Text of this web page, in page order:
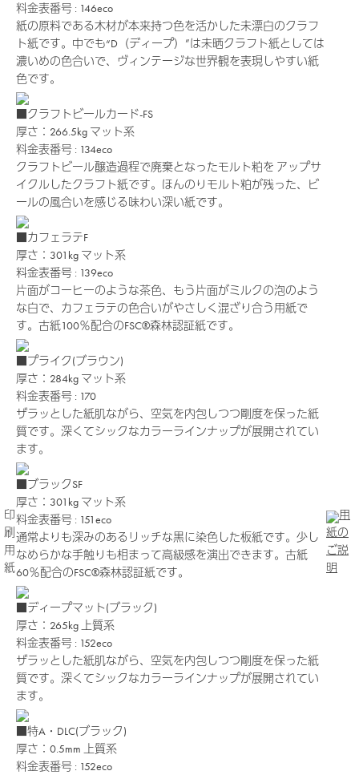
印
刷
用
紙
料金表番号 : 146eco
紙の原料である木材が本来持つ色を活かした未漂白のクラフ
ト紙です。中でも“D（ディープ）”は未晒クラフト紙としては
濃いめの色合いで、ヴィンテージな世界観を表現しやすい紙
色です。
■クラフトビールカード-FS
厚さ：266.5kg マット系
料金表番号 : 134eco
クラフトビール醸造過程で廃棄となったモルト粕を アップサ
イクルしたクラフト紙です。ほんのりモルト粕が残った、ビ
ールの風合いを感じる味わい深い紙です。
■カフェラテF
厚さ：301kg マット系
料金表番号 : 139eco
片面がコーヒーのような茶色、もう片面がミルクの泡のよう
な白で、カフェラテの色合いがやさしく混ざり合う用紙で
す。古紙100％配合のFSC®森林認証紙です。
■プライク(ブラウン)
厚さ：284kg マット系
料金表番号 : 170
ザラッとした紙肌ながら、空気を内包しつつ剛度を保った紙
質です。深くてシックなカラーラインナップが展開されてい
ます。
■ブラックSF
厚さ：301kg マット系
料金表番号 : 151eco
通常よりも深みのあるリッチな黒に染色した板紙です。少し
なめらかな手触りも相まって高級感を演出できます。古紙
60％配合のFSC®森林認証紙です。
■ディープマット(ブラック)
厚さ：265kg 上質系
料金表番号 : 152eco
ザラッとした紙肌ながら、空気を内包しつつ剛度を保った紙
質です。深くてシックなカラーラインナップが展開されてい
ます。
■特A・DLC(ブラック)
厚さ：0.5mm
上質系
料金表番号 : 152eco
用
紙の
ご説
明